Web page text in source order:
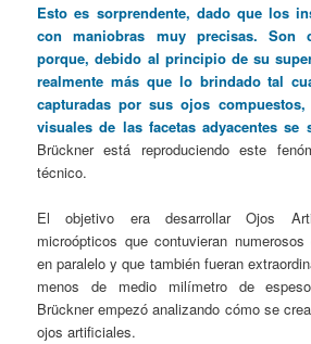
Esto es sorprendente, dado que los
con maniobras muy precisas. Son
porque, debido al principio de su
realmente más que lo brindado tal
capturadas por sus ojos
visuales de las facetas adyacentes se
Brückner está reproduciendo este
técnico.
El objetivo era desarrollar Ojos
microópticos que contuvieran
en paralelo y que también fueran
menos de medio milímetro de
Brückner empezó analizando cómo se
ojos artificiales.